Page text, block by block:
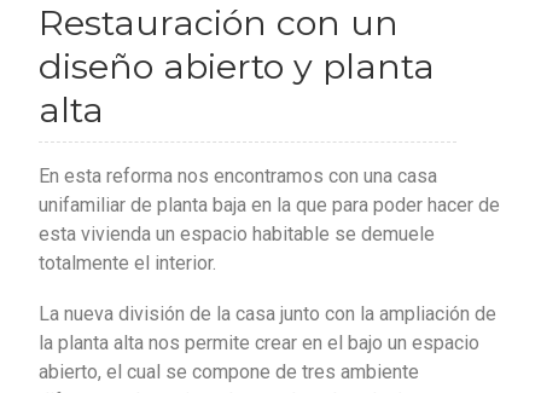
Restauración con un
diseño abierto y planta
alta
En esta reforma nos encontramos con una casa
unifamiliar de planta baja en la que para poder hacer de
esta vivienda un espacio habitable se demuele
totalmente el interior.
La nueva división de la casa junto con la ampliación de
la planta alta nos permite crear en el bajo un espacio
abierto, el cual se compone de tres ambiente